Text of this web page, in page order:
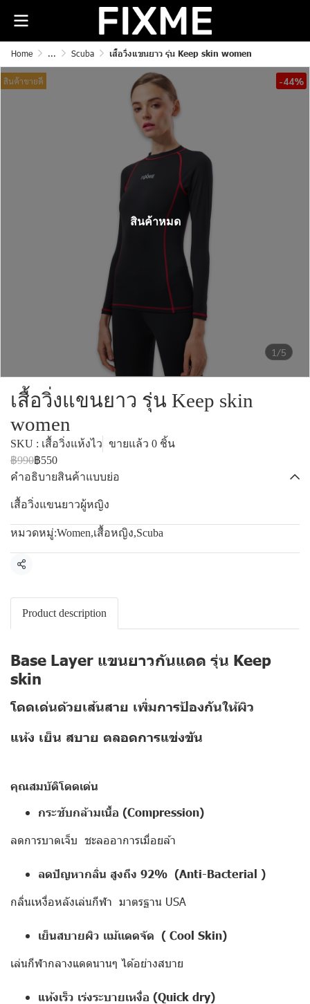
Home ... Scuba เสื้อวิ่งแขนยาว รุ่น Keep skin women
1/5
สินค้าขายดี -44%
สินค้าหมด
เสื้อวิ่งแขนยาว รุ่น Keep skin
women
SKU : เสื้อวิ่งแห้งไว ขายแล้ว 0 ชิ้น
฿990฿550
คำอธิบายสินค้าแบบย่อ
เสื้อวิ่งแขนยาวผู้หญิง
หมวดหมู่:Women,เสื้อหญิง,Scuba
แชร์
Product description
Base Layer แขนยาวกันแดด รุ่น Keep
skin
โดดเด่นด้วยเส้นสาย เพิ่มการป้องกันให้ผิว
แห้ง เย็น สบาย ตลอดการแข่งขัน
คุณสมบัติโดดเด่น
กระชับกล้ามเนื้อ (Compression)
ลดการบาดเจ็บ ชะลออาการเมื่อยล้า
ลดปัญหากลิ่น สูงถึง 92% (Anti-Bacterial )
กลิ่นเหงื่อหลังเล่นกีฬา มาตรฐาน USA
เย็นสบายผิว เเม้เเดดจัด ( Cool Skin)
เล่นกีฬากลางแดดนานๆ ได้อย่างสบาย
แห้งเร็ว เร่งระบายเหงื่อ (Quick dry)